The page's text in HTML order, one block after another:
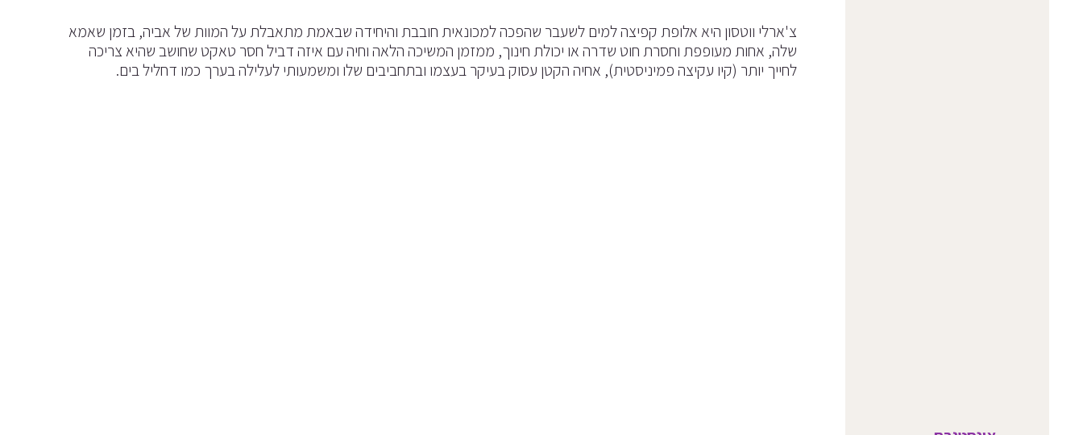
צ'ארלי ווטסון היא אלופת קפיצה למים לשעבר שהפכה למכונאית חובבת והיחידה שבאמת מתאבלת על המוות של אביה, בזמן שאמא
שלה, אחות מעופפת וחסרת חוט שדרה או יכולת חינוך, ממזמן המשיכה הלאה וחיה עם איזה דביל חסר טאקט שחושב שהיא צריכה
לחייך יותר (קיו עקיצה פמיניסטית), אחיה הקטן עסוק בעיקר בעצמו ובתחביבים שלו ומשמעותי לעלילה בערך כמו דחליל בים.